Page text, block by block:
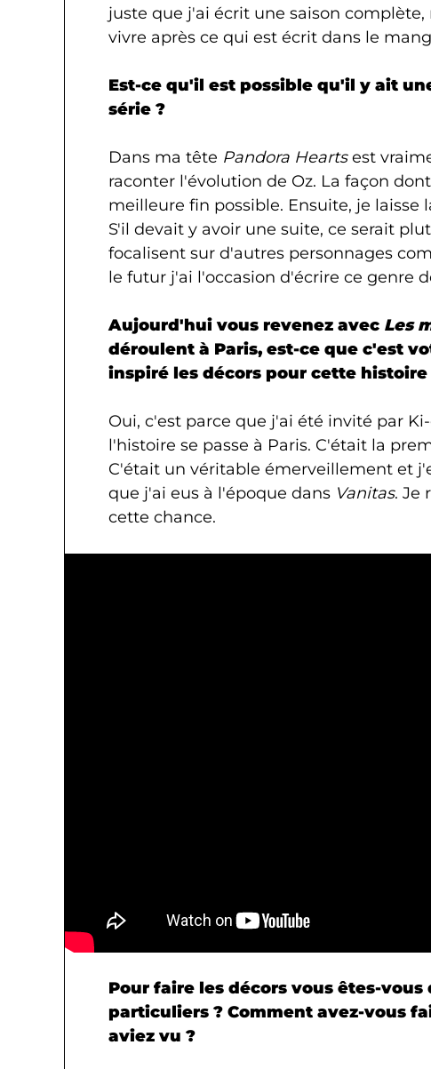
juste que j'ai écrit une saison
vivre après ce qui est écrit dans le
Est-ce qu'il est possible qu'il y ait
série ?
Dans ma tête Pandora Heartsest
raconter l'évolution de Oz. La façon
meilleure fin possible. Ensuite, je
S'il devait y avoir une suite, ce serait
focalisent sur d'autres personnages
le futur j'ai l'occasion d'écrire ce genre
Aujourd'hui vous revenez avec Les
déroulent à Paris, est-ce que c'est
inspiré les décors pour cette histoire
Oui, c'est parce que j'ai été invité par
l'histoire se passe à Paris. C'était la
C'était un véritable émerveillement et
que j'ai eus à l'époque dans Vanitas. Je
cette chance.
Pour faire les décors vous êtes-
particuliers ? Comment avez-vous
aviez vu ?